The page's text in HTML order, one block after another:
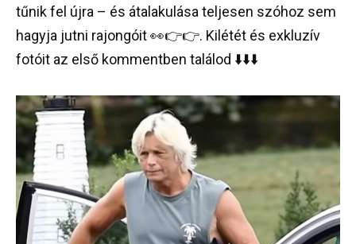
tűnik fel újra – és átalakulása teljesen szóhoz sem
hagyja jutni rajongóit 👀👉👉. Kilétét és exkluzív
fotóit az első kommentben találod ⬇️⬇️⬇️